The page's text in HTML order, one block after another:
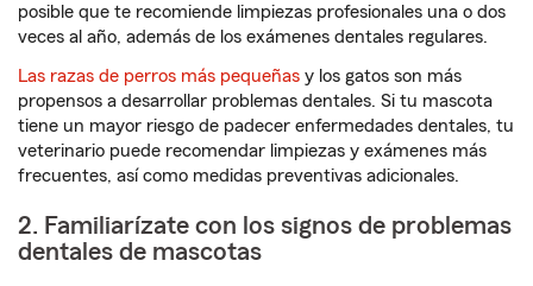
posible que te recomiende limpiezas profesionales una o dos
veces al año, además de los exámenes dentales regulares.
Las razas de perros más pequeñas y los gatos son más
propensos a desarrollar problemas dentales. Si tu mascota
tiene un mayor riesgo de padecer enfermedades dentales, tu
veterinario puede recomendar limpiezas y exámenes más
frecuentes, así como medidas preventivas adicionales.
2. Familiarízate con los signos de problemas
dentales de mascotas